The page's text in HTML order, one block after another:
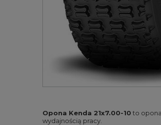
Opona Kenda 21x7.00-10 to
wydajnością pracy.